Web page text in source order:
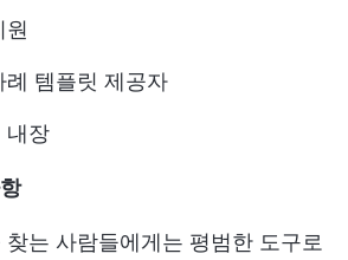
례 템플릿 제공자
내장
찾는 사람들에게는 평범한 도구로